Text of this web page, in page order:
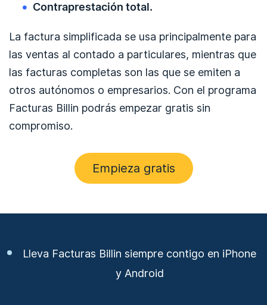
Contraprestación total.
La factura simplificada se usa principalmente para
las ventas al contado a particulares, mientras que
las facturas completas son las que se emiten a
otros autónomos o empresarios. Con el programa
Facturas Billin podrás empezar gratis sin
compromiso.
Empieza gratis
Lleva Facturas Billin siempre contigo en iPhone
y Android